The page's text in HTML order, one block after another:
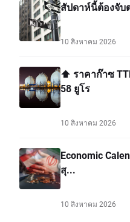
สัปดาห์นี้ต้องจั
10 สิงหาคม 2026
⬆️ ราคาก๊าซ
58 ยูโร
10 สิงหาคม 2026
Economic
สุ...
10 สิงหาคม 2026